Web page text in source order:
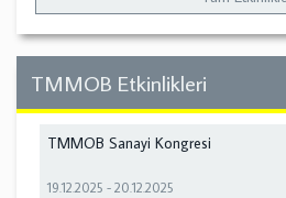
TMMOB Etkinlikleri
TMMOB Sanayi Kongresi
19.12.2025 -20.12.2025